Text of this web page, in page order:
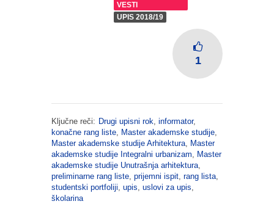
VESTI
UPIS 2018/19
1
Ključne reči: Drugi upisni rok, informator,
konačne rang liste, Master akademske studije,
Master akademske studije Arhitektura, Master
akademske studije Integralni urbanizam, Master
akademske studije Unutrašnja arhitektura,
preliminarne rang liste, prijemni ispit, rang lista,
studentski portfoliji, upis, uslovi za upis,
školarina